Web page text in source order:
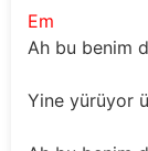
Em
Ah bu benim
Yine yürüyor